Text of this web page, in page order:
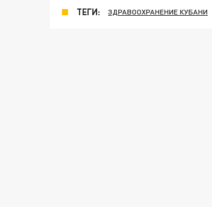
ТЕГИ: ЗДРАВООХРАНЕНИЕ КУБАНИ